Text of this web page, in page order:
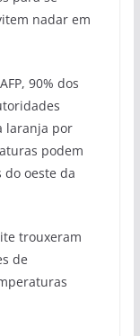
nadar em
90% dos
laranja por
podem
do oeste da
trouxeram
de